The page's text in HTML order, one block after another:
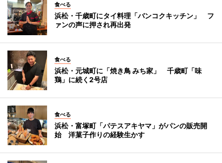
食べる
浜松・千歳町にタイ料理「バンコクキッチン」 フ
ァンの声に押され再出発
食べる
浜松・元城町に「焼き鳥 みち家」 千歳町「味
鶏」に続く2号店
食べる
浜松・富塚町「パテスアキヤマ」がパンの販売開
始 洋菓子作りの経験生かす